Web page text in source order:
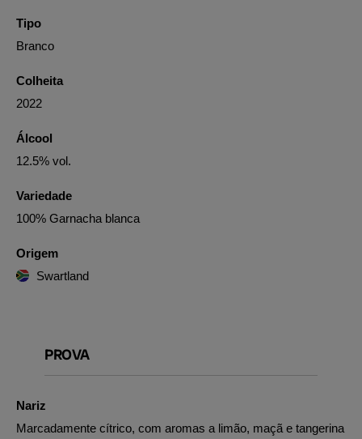
Tipo
Branco
Colheita
2022
Álcool
12.5% vol.
Variedade
100% Garnacha blanca
Origem
Swartland
PROVA
Nariz
Marcadamente cítrico, com aromas a limão, maçã e tangerina